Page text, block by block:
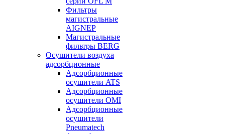
Фильтры
магистральные
AIGNEP
Магистральные
фильтры BERG
Осушители воздуха
адсорбционные
Адсорбционные
осушители ATS
Адсорбционные
осушители OMI
Адсорбционные
осушители
Pneumatech